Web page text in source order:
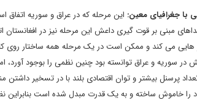
با جغرافیای معین: این مرحله که در عراق و سوریه
مبنی بر قوت گیری داعش این مرحله نیز در افغانستان
هایی می کند و ممکن است در یک مرحله همه ساختار روی
سوریه و عراق توانسته بود چنین نظمی را بوجود
پرسنل بیشتر و توان اقتصادی بلند با در تسخیر داشتن
ساخته و به یک قدرت مبدل شده است بنابراین